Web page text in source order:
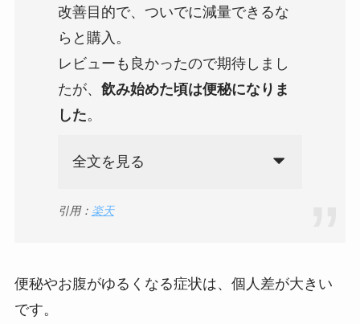
改善目的で、ついでに減量できるな
らと購入。
レビューも良かったので期待しまし
たが、 飲み始めた頃は便秘になりま
した。
全文を見る
引用： 楽天
便秘やお腹がゆるくなる症状は、個人差が大きい
です。